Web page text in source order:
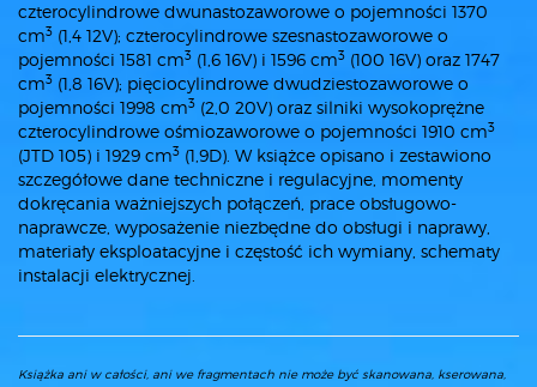
czterocylindrowe dwunastozaworowe o pojemności 1370
cm3 (1,4 12V); czterocylindrowe szesnastozaworowe o
pojemności 1581 cm3 (1,6 16V) i 1596 cm3 (100 16V) oraz 1747
cm3 (1,8 16V); pięciocylindrowe dwudziestozaworowe o
pojemności 1998 cm3 (2,0 20V) oraz silniki wysokoprężne
czterocylindrowe ośmiozaworowe o pojemności 1910 cm3
(JTD 105) i 1929 cm3 (1,9D). W książce opisano i zestawiono
szczegółowe dane techniczne i regulacyjne, momenty
dokręcania ważniejszych połączeń, prace obsługowo-
naprawcze, wyposażenie niezbędne do obsługi i naprawy,
materiały eksploatacyjne i częstość ich wymiany, schematy
instalacji elektrycznej.
Książka ani w całości, ani we fragmentach nie może być skanowana, kserowana,